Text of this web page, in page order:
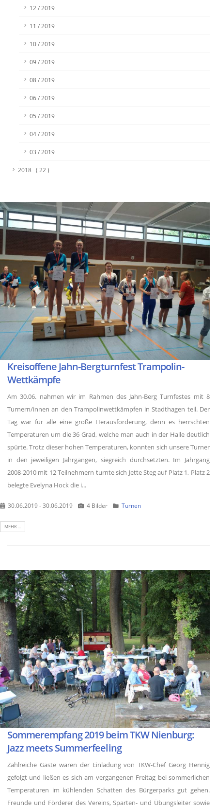
12 / 2019
11 / 2019
10 / 2019
09 / 2019
08 / 2019
06 / 2019
05 / 2019
04 / 2019
03 / 2019
2018 ( 22 )
Kreisoffene Jahn-Bergturnfest Trampolin-
Wettkämpfe
Am 30.06. nahmen wir im Rahmen des Jahn-Berg Turnfestes mit 8
Turnern/innen an den Trampolinwettkämpfen in Stadthagen teil. Der
Tag war für alle eine große Herausforderung, denn es herrschten
Temperaturen um die 36 Grad, welche man auch in der Halle deutlich
spürte. Trotz dieser hohen Temperaturen, konnten sich unsere Turner
in den jeweiligen Jahrgängen, siegreich durchsetzten. Im Jahrgang
2008-2010 mit 12 Teilnehmern turnte sich Jette Steg auf Platz 1, Platz 2
belegte Evelyna Hock die i...
30.06.2019 - 30.06.2019 4 Bilder Turnen
MEHR ...
Sommerempfang 2019 beim TKW Nienburg:
Jazz meets Summerfeeling
Zahlreiche Gäste waren der Einladung von TKW-Chef Georg Hennig
gefolgt und ließen es sich am vergangenen Freitag bei sommerlichen
Temperaturen im kühlenden Schatten des Bürgerparks gut gehen.
Freunde und Förderer des Vereins, Sparten- und Übungsleiter sowie